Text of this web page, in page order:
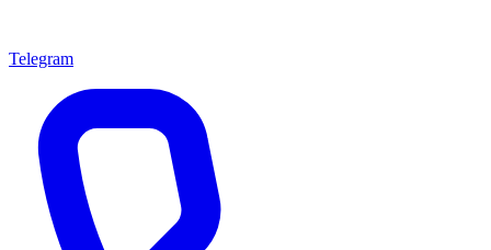
Telegram